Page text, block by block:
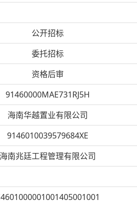
公开招标
委托招标
资格后审
91460000MAE731RJ5H
海南华越置业有限公司
9146010039579684XE
海南兆廷工程管理有限公司